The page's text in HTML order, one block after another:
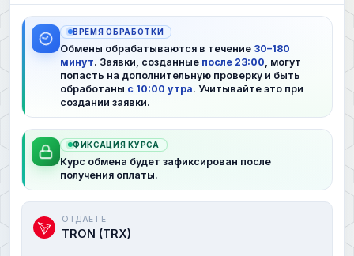
ВРЕМЯ ОБРАБОТКИ
Обмены обрабатываются в течение 30–180
минут. Заявки, созданные после 23:00 , могут
попасть на дополнительную проверку и быть
обработаны с 10:00 утра. Учитывайте это при
создании заявки.
ФИКСАЦИЯ КУРСА
Курс обмена будет зафиксирован после
получения оплаты.
ОТДАЕТЕ
TRON (TRX)